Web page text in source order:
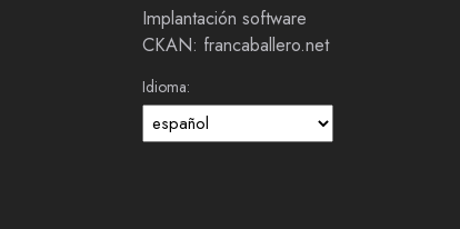
Implantación software
CKAN: francaballero.net
Idioma